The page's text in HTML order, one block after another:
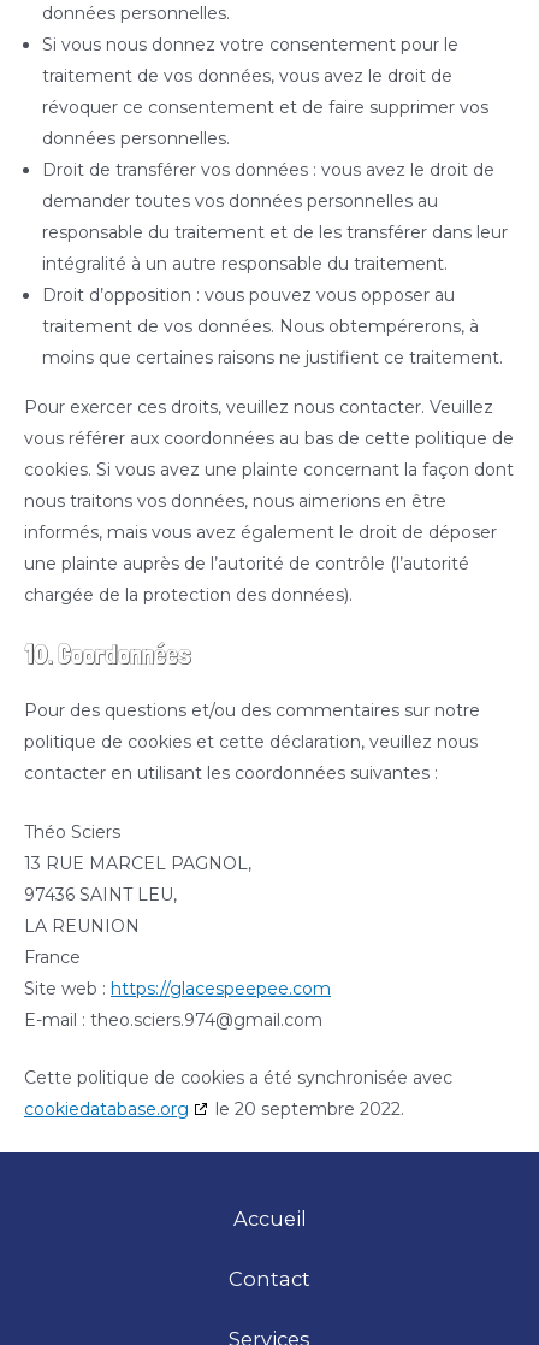
données personnelles.
Si vous nous donnez votre consentement pour le
traitement de vos données, vous avez le droit de
révoquer ce consentement et de faire supprimer vos
données personnelles.
Droit de transférer vos données : vous avez le droit de
demander toutes vos données personnelles au
responsable du traitement et de les transférer dans leur
intégralité à un autre responsable du traitement.
Droit d’opposition : vous pouvez vous opposer au
traitement de vos données. Nous obtempérerons, à
moins que certaines raisons ne justifient ce traitement.
Pour exercer ces droits, veuillez nous contacter. Veuillez
vous référer aux coordonnées au bas de cette politique de
cookies. Si vous avez une plainte concernant la façon dont
nous traitons vos données, nous aimerions en être
informés, mais vous avez également le droit de déposer
une plainte auprès de l’autorité de contrôle (l’autorité
chargée de la protection des données).
10. Coordonnées
Pour des questions et/ou des commentaires sur notre
politique de cookies et cette déclaration, veuillez nous
contacter en utilisant les coordonnées suivantes :
Théo Sciers
13 RUE MARCEL PAGNOL,
97436 SAINT LEU,
LA REUNION
France
Site web : https://glacespeepee.com
E-mail : theo.sciers.974@gmail.com
Cette politique de cookies a été synchronisée avec
cookiedatabase.org
le 20 septembre 2022.
Accueil
Contact
Services